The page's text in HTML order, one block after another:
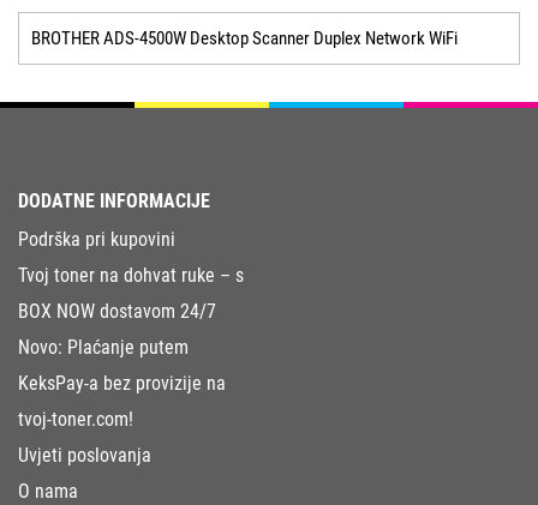
BROTHER ADS-4500W Desktop Scanner Duplex Network WiFi
DODATNE INFORMACIJE
Podrška pri kupovini
Tvoj toner na dohvat ruke – s
BOX NOW dostavom 24/7
Novo: Plaćanje putem
KeksPay-a bez provizije na
tvoj-toner.com!
Uvjeti poslovanja
O nama